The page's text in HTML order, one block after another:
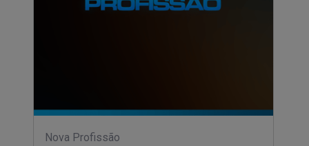
Nova Profissão